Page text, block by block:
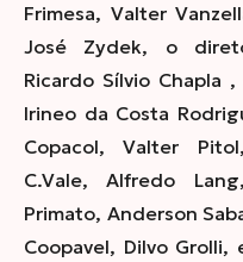
Frimesa, Valter
José Zydek, o
Ricardo Sílvio Chapla ,
Irineo da Costa
Copacol, Valter
C.Vale, Alfredo
Primato, Anderson
Coopavel, Dilvo Grolli,